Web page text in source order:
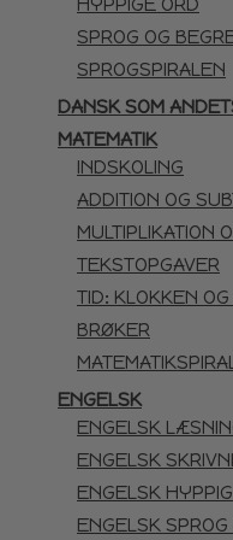
SPROG OG
SPROGSPIRALEN
DANSK SOM
MATEMATIK
INDSKOLING
ADDITION OG
MULTIPLIKATION
TEKSTOPGAVER
TID: KLOKKEN
BRØKER
ENGELSK
ENGELSK
ENGELSK
ENGELSK
ENGELSK